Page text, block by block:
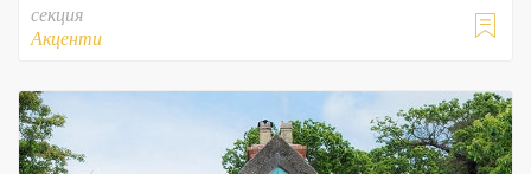

секция
Акценти